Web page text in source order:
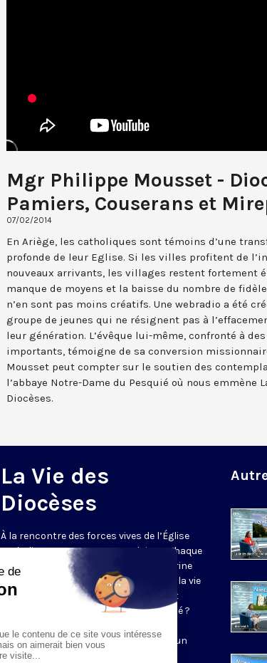
Mgr Philippe Mousset -
Pamiers, Couserans et
07/02/2014
En Ariège, les catholiques sont témoins d’une
profonde de leur Eglise. Si les villes profitent de
nouveaux arrivants, les villages restent fortement
manque de moyens et la baisse du nombre de
n’en sont pas moins créatifs. Une webradio a été
groupe de jeunes qui ne résignent pas à
leur génération. L’évêque lui-même, confronté à
importants, témoigne de sa conversion
Mousset peut compter sur le soutien des
l’abbaye Notre-Dame du Pesquié où nous emmène
Diocèses.
La Vie des
Diocèses
À la rencontre des forces vives de l’Église
catholique en France et en Belgique. Chaque
semaine, un évêque est reçu par Honorine
Grasset pour remettre en perspective la vie
et l’actualité de son diocèse. Comment
l’Evangile est-il concrètement annoncé ?
Reportages et interviews nourrissent un
échange franc et direct.